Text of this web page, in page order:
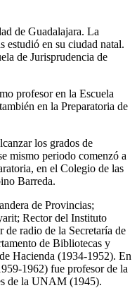
de Guadalajara. La
estudió en su ciudad natal.
de Jurisprudencia de
profesor en la Escuela
en la Preparatoria de
los grados de
mismo periodo comenzó a
en el Colegio de las
Barreda.
de Provincias;
Rector del Instituto
radio de la Secretaría de
de Bibliotecas y
Hacienda (1934-1952). En
1962) fue profesor de la
de la UNAM (1945).